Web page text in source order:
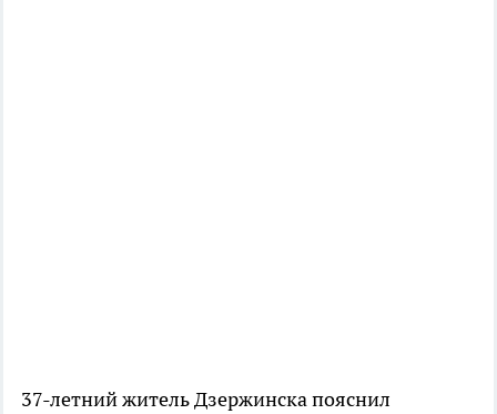
37-летний житель Дзержинска пояснил